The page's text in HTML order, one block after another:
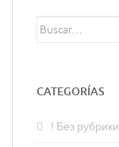
Buscar:
CATEGORÍAS
! Без рубрики